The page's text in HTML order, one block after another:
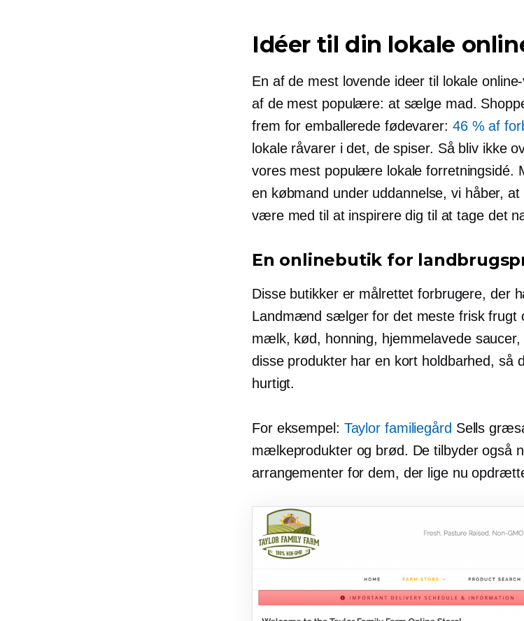
Idéer til din lokale
En af de mest lovende ideer til lokale
af ​​de mest populære: at sælge mad.
frem for emballerede fødevarer: 46 % af
lokale råvarer i det, de spiser. Så bliv ikke
vores mest populære lokale forretningsidé.
en købmand under uddannelse, vi håber, at
være med til at inspirere dig til at tage det
En onlinebutik for
Disse butikker er målrettet forbrugere, der
Landmænd sælger for det meste frisk frugt
mælk, kød, honning, hjemmelavede
disse produkter har en kort holdbarhed, så
hurtigt.
For eksempel: Taylor familiegård Sells
mælkeprodukter og brød. De tilbyder også
arrangementer for dem, der lige nu